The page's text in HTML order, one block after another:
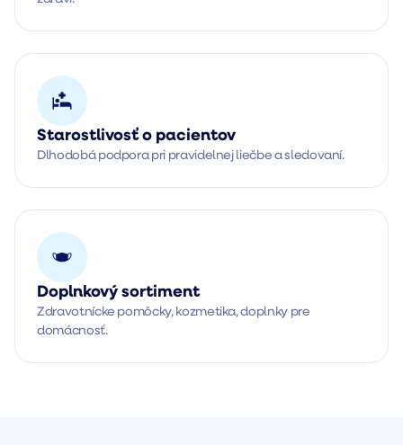
Starostlivosť o pacientov
Dlhodobá podpora pri pravidelnej liečbe a sledovaní.
Doplnkový sortiment
Zdravotnícke pomôcky, kozmetika, doplnky pre
domácnosť.